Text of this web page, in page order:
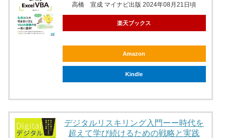
高橋 宣成 マイナビ出版 2024年08月21日頃
楽天ブックス
Amazon
Kindle
デジタルリスキリング入門ーー時代を
超えて学び続けるための戦略と実践